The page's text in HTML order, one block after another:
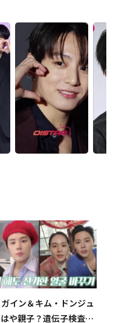
イン＆キム・ドンジュ
や親子？遺伝子検査を